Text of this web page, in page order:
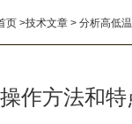
页 >技术文章 > 分析高低
作方法和特